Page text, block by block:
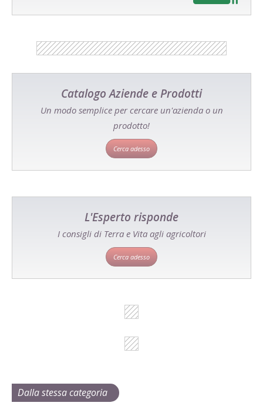
Catalogo Aziende e Prodotti
Un modo semplice per cercare un'azienda o un
prodotto!
Cerca adesso
L'Esperto risponde
I consigli di Terra e Vita agli agricoltori
Cerca adesso
Dalla stessa categoria